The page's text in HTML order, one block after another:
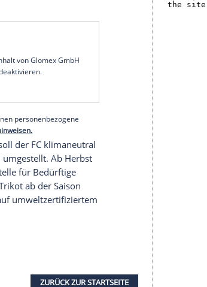
dasZertifikat"ZNU-Standard
Unternehmensführung
Dabei werden 44 Kriterien
zur Wertevermittlung in den
wir es beim1. FC Köln mit der
Sauren
. Laut Geschäftsführer
als auch in der Bundesliga
Inhalt von Glomex GmbH